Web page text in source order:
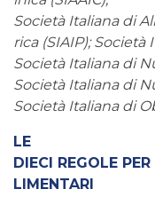
Società Italiana di
rica (SIAIP);
Società Italiana di
Società Italiana di
Società Italiana di
LE
DIECI REGOLE
LIMENTARI